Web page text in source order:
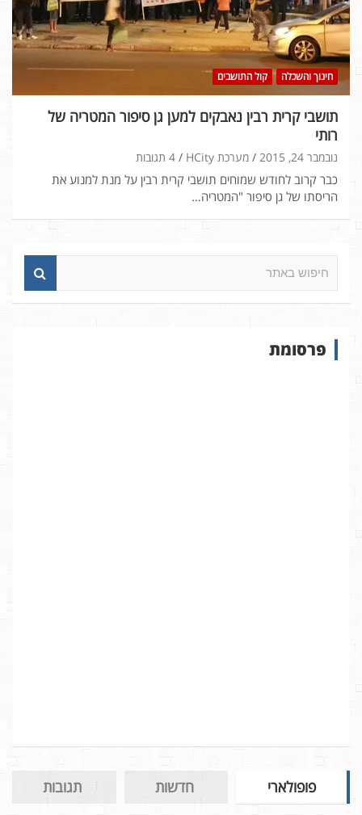
חינוך והשכלה קול התושבים
תושבי קרית רבין נאבקים למען גן סיפור המטריה של
רותי
נובמבר 24, 2015 מערכת HCity 4 תגובות
כבר קרוב לחודש שמוחים תושבי קרית רבין על מנת למנוע את
הריסתו של גן סיפור "המטריה…
א
פרסומת
פופולארי חדשות תגובות